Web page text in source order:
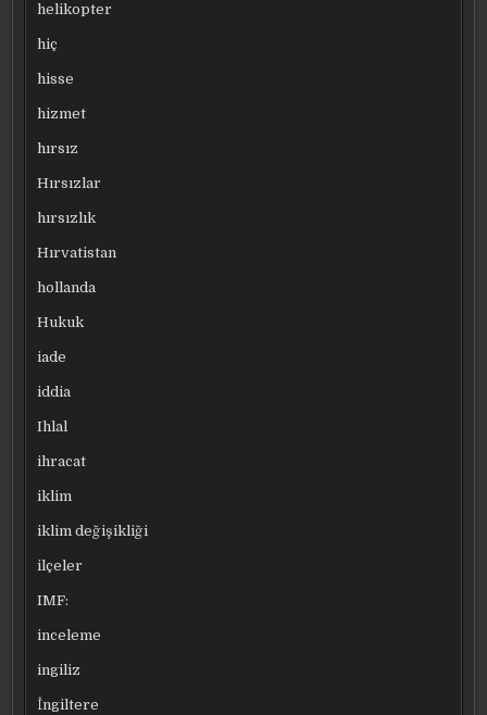
helikopter
hiç
hisse
hizmet
hırsız
Hırsızlar
hırsızlık
Hırvatistan
hollanda
Hukuk
iade
iddia
Ihlal
ihracat
iklim
iklim değişikliği
ilçeler
IMF:
inceleme
ingiliz
İngiltere